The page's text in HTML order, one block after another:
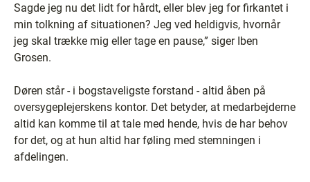
Sagde jeg nu det lidt for hårdt, eller blev jeg for firkantet i
min tolkning af situationen? Jeg ved heldigvis, hvornår
jeg skal trække mig eller tage en pause,” siger Iben
Grosen.
Døren står - i bogstaveligste forstand - altid åben på
oversygeplejerskens kontor. Det betyder, at medarbejderne
altid kan komme til at tale med hende, hvis de har behov
for det, og at hun altid har føling med stemningen i
afdelingen.